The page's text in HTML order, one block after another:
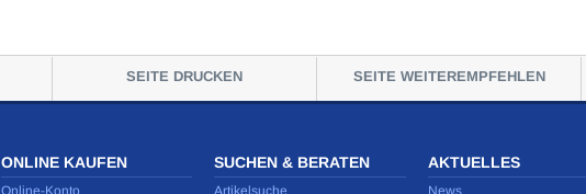
SEITE DRUCKEN SEITE WEITEREMPFEHLEN
ONLINE KAUFEN
Online-Konto
SUCHEN & BERATEN
Artikelsuche
AKTUELLES
News